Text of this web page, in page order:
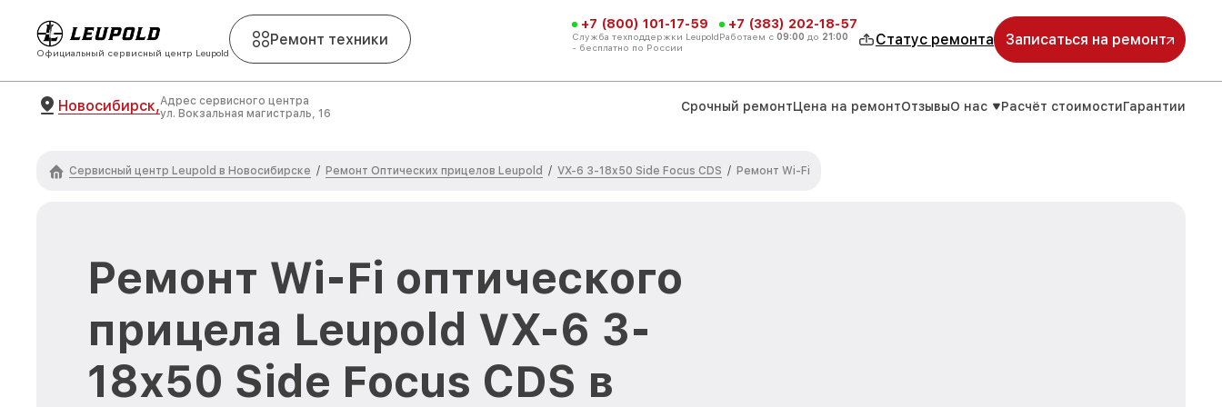
Официальный сервисный центр Leupold
Ремонт техники
+7 (800) 101-17-59
Служба техподдержки Leupold
- бесплатно по России
+7 (383) 202-18-57
Работаем с 09:00 до 21:00 Статус ремонта Записаться на ремонт
Новосибирск,Адрес сервисного центра
ул. Вокзальная магистраль, 16
Срочный ремонтЦена на ремонтОтзывыО нас Расчёт стоимостиГарантии
Сервисный центр Leupold в Новосибирске / Ремонт Оптических прицелов Leupold / VX-6 3-18x50 Side Focus CDS / Ремонт Wi-Fi
Ремонт Wi-Fi оптического
прицела Leupold VX-6 3-
18x50 Side Focus CDS в